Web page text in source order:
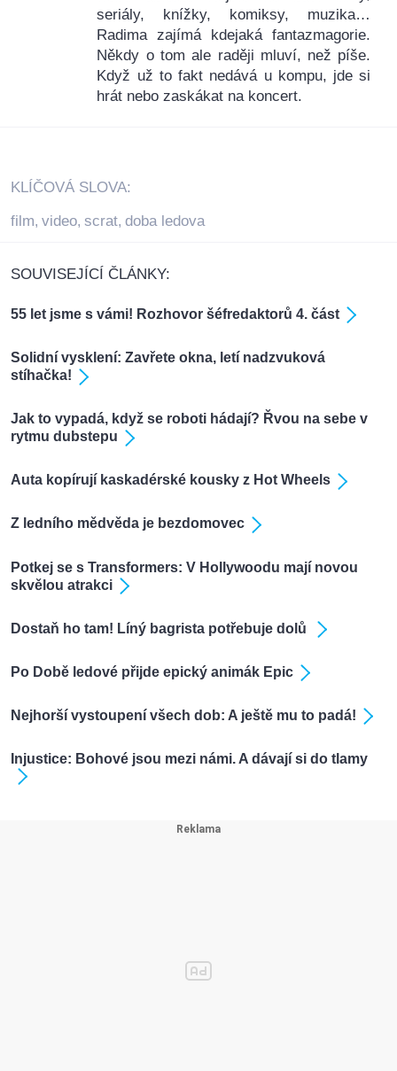
seriály, knížky, komiksy, muzika…
Radima zajímá kdejaká fantazmagorie.
Někdy o tom ale raději mluví, než píše.
Když už to fakt nedává u kompu, jde si
hrát nebo zaskákat na koncert.
KLÍČOVÁ SLOVA:
film, video, scrat, doba ledova
SOUVISEJÍCÍ ČLÁNKY:
55 let jsme s vámi! Rozhovor šéfredaktorů 4. část
Solidní vysklení: Zavřete okna, letí nadzvuková
stíhačka!
Jak to vypadá, když se roboti hádají? Řvou na sebe v
rytmu dubstepu
Auta kopírují kaskadérské kousky z Hot Wheels
Z ledního mědvěda je bezdomovec
Potkej se s Transformers: V Hollywoodu mají novou
skvělou atrakci
Dostaň ho tam! Líný bagrista potřebuje dolů
Po Době ledové přijde epický animák Epic
Nejhorší vystoupení všech dob: A ještě mu to padá!
Injustice: Bohové jsou mezi námi. A dávají si do tlamy